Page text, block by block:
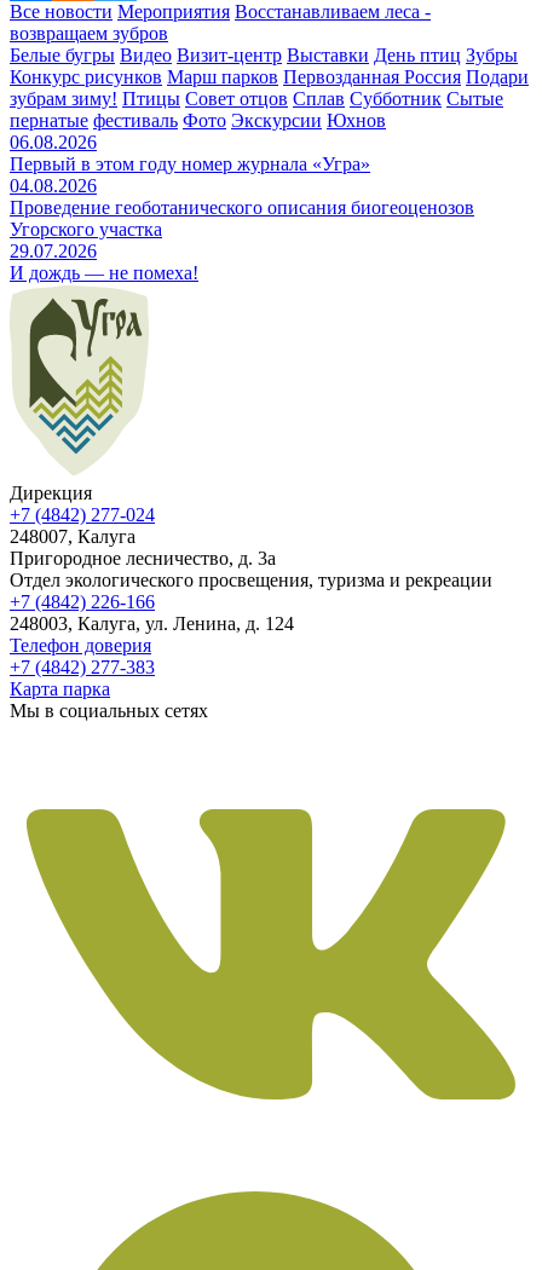
Все новости Мероприятия Восстанавливаем леса -
возвращаем зубров
Белые бугры Видео Визит-центр Выставки День птиц Зубры
Конкурс рисунков Марш парков Первозданная Россия Подари
зубрам зиму! Птицы Совет отцов Сплав Субботник Сытые
пернатые фестиваль Фото Экскурсии Юхнов
06.08.2026
Первый в этом году номер журнала «Угра»
04.08.2026
Проведение геоботанического описания биогеоценозов
Угорского участка
29.07.2026
И дождь — не помеха!
Дирекция
+7 (4842) 277-024
248007, Калуга
Пригородное лесничество, д. 3а
Отдел экологического просвещения, туризма и рекреации
+7 (4842) 226-166
248003, Калуга, ул. Ленина, д. 124
Телефон доверия
+7 (4842) 277-383
Карта парка
Мы в социальных сетях